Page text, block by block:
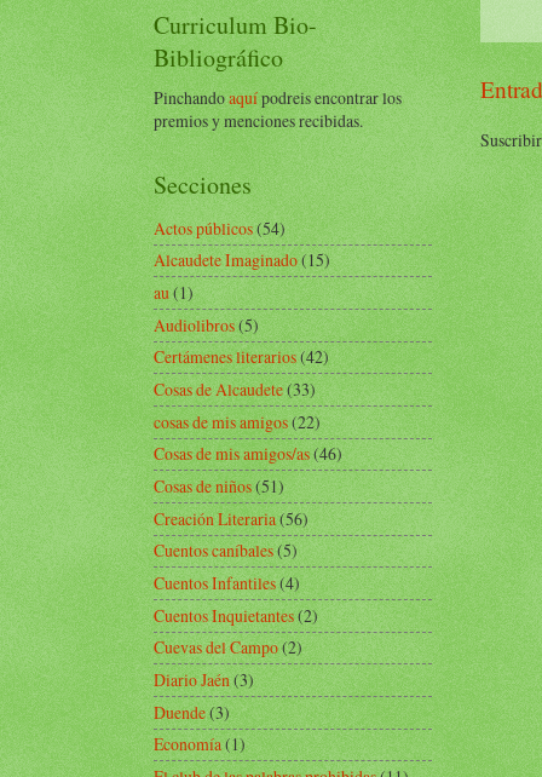
Curriculum Bio-
Bibliográfico
Pinchandoaquípodreis encontrar los
premios y menciones recibidas.
Secciones
Actos públicos(54)
Alcaudete Imaginado(15)
au(1)
Audiolibros(5)
Certámenes literarios(42)
Cosas de Alcaudete(33)
cosas de mis amigos(22)
Cosas de mis amigos/as(46)
Cosas de niños(51)
Creación Literaria(56)
Cuentos caníbales(5)
Cuentos Infantiles(4)
Cuentos Inquietantes(2)
Cuevas del Campo(2)
Diario Jaén(3)
Duende(3)
Economía(1)